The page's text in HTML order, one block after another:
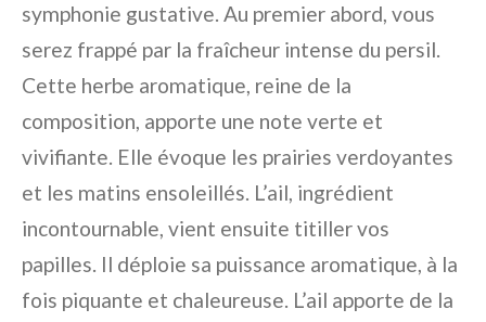
symphonie gustative. Au premier abord, vous
serez frappé par la fraîcheur intense du persil.
Cette herbe aromatique, reine de la
composition, apporte une note verte et
vivifiante. Elle évoque les prairies verdoyantes
et les matins ensoleillés. L’ail, ingrédient
incontournable, vient ensuite titiller vos
papilles. Il déploie sa puissance aromatique, à la
fois piquante et chaleureuse. L’ail apporte de la